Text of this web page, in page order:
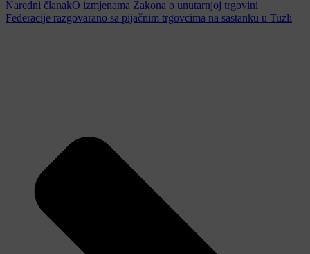
Naredni članakO izmjenama Zakona o unutarnjoj trgovini
Federacije razgovarano sa pijačnim trgovcima na sastanku u Tuzli